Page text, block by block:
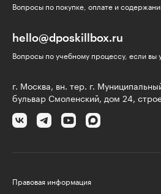
Вопросы по покупке, оплате и
hello@dposkillbox.ru
Вопросы по учебному процессу, если вы
г. Москва, вн. тер. г.
бульвар Смоленский, дом 24,
Правовая информация